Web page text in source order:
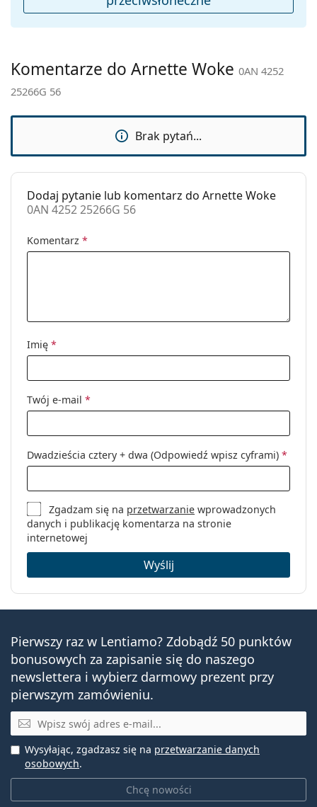
Płeć:
Męskie
Marka:
Arnette
Zastosowanie:
Kod:
0AN 4252 25266G 56
Komentarze do Arnette Woke 0AN 4252
25266G 56
Brak pytań...
Dodaj pytanie lub komentarz do Arnette Woke
0AN 4252 25266G 56
Komentarz *
Imię *
Twój e-mail *
Dwadzieścia cztery + dwa (Odpowiedź wpisz cyframi) *
Zgadzam się na przetwarzanie wprowadzonych
danych i publikację komentarza na stronie
internetowej
Wyślij
Pierwszy raz w Lentiamo? Zdobądź 50 punktów
bonusowych za zapisanie się do naszego
newslettera i wybierz darmowy prezent przy
pierwszym zamówieniu.
E-mail
Chcę nowości
Wysyłając, zgadzasz się na przetwarzanie danych
osobowych.